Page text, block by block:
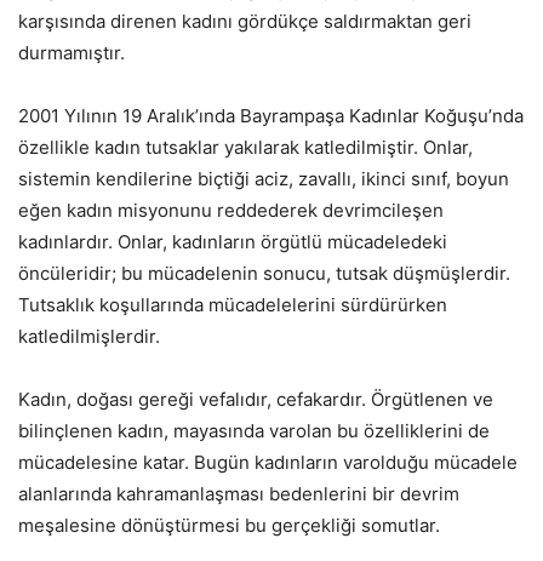
karşısında direnen kadını gördükçe saldırmaktan geri
durmamıştır.
2001 Yılının 19 Aralık’ında Bayrampaşa Kadınlar Koğuşu’nda
özellikle kadın tutsaklar yakılarak katledilmiştir. Onlar,
sistemin kendilerine biçtiği aciz, zavallı, ikinci sınıf, boyun
eğen kadın misyonunu reddederek devrimcileşen
kadınlardır. Onlar, kadınların örgütlü mücadeledeki
öncüleridir; bu mücadelenin sonucu, tutsak düşmüşlerdir.
Tutsaklık koşullarında mücadelelerini sürdürürken
katledilmişlerdir.
Kadın, doğası gereği vefalıdır, cefakardır. Örgütlenen ve
bilinçlenen kadın, mayasında varolan bu özelliklerini de
mücadelesine katar. Bugün kadınların varolduğu mücadele
alanlarında kahramanlaşması bedenlerini bir devrim
meşalesine dönüştürmesi bu gerçekliği somutlar.